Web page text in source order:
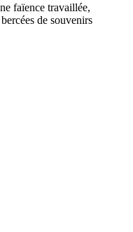
faïence travaillée,
de souvenirs